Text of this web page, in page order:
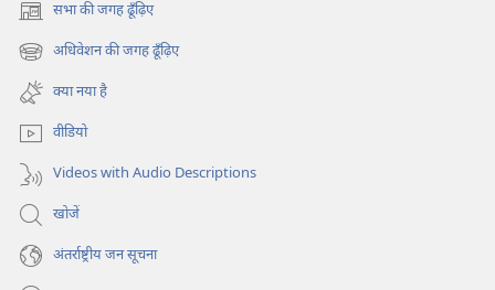
सभा की जगह ढूँढ़िए
(opens
new
window)
अधिवेशन की जगह ढूँढ़िए
(opens
new
window)
क्या नया है
वीडियो
Videos with Audio Descriptions
खोजें
अंतर्राष्ट्रीय जन सूचना